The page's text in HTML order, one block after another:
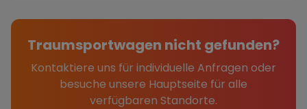
Traumsportwagen nicht gefunden?
Kontaktiere uns für individuelle Anfragen oder
besuche unsere Hauptseite für alle
verfügbaren Standorte.